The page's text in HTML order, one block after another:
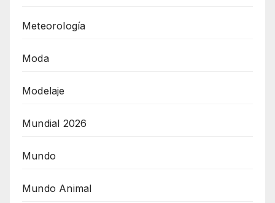
Meteorología
Moda
Modelaje
Mundial 2026
Mundo
Mundo Animal